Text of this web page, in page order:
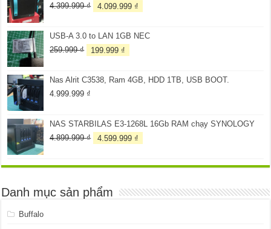
4.399.999₫
Giá
4.399.999 ₫.
4.099.999 ₫
là:
USB-A 3.0 to LAN 1GB NEC
259.999₫
Giá
259.999 ₫.
199.999 ₫
là:
Nas Alrit C3538, Ram 4GB, HDD 1TB, USB BOOT.
4.999.999 ₫
NAS STARBILAS E3-1268L 16Gb RAM chạy SYNOLOGY
4.899.999₫
Giá
4.899.999 ₫.
4.599.999 ₫
là:
Danh mục sản phẩm
Buffalo